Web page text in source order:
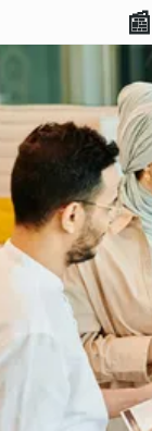
📰